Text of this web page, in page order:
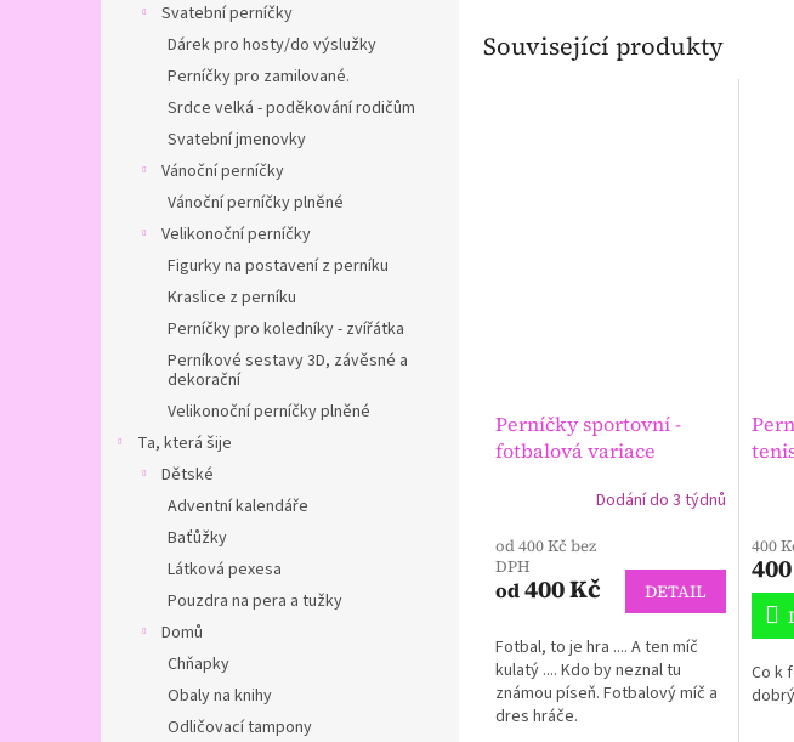
Svatební perníčky
Dárek pro hosty/do výslužky
Perníčky pro zamilované.
Srdce velká - poděkování rodičům
Svatební jmenovky
Vánoční perníčky
Vánoční perníčky plněné
Velikonoční perníčky
Figurky na postavení z perníku
Kraslice z perníku
Perníčky pro koledníky - zvířátka
Perníkové sestavy 3D, závěsné a
dekorační
Velikonoční perníčky plněné
Ta, která šije
Dětské
Adventní kalendáře
Baťůžky
Látková pexesa
Pouzdra na pera a tužky
Domů
Chňapky
Obaly na knihy
Odličovací tampony
Související produkty
Perníčky sportovní -
fotbalová variace
produktu
je
5,0
5
hvězdiček.
Dodání do 3 týdnů
od 400 Kč bez
DPH
od400 Kč DETAIL
Fotbal, to je hra .... A ten míč
kulatý .... Kdo by neznal tu
známou píseň. Fotbalový míč a
dres hráče.
400
Co k